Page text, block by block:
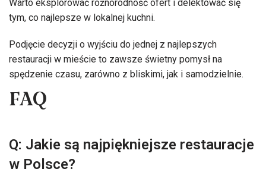
Warto eksplorować różnorodność ofert i delektować się
tym, co najlepsze w lokalnej kuchni.
Podjęcie decyzji o wyjściu do jednej z najlepszych
restauracji w mieście to zawsze świetny pomysł na
spędzenie czasu, zarówno z bliskimi, jak i samodzielnie.
FAQ
Q: Jakie są najpiękniejsze restauracje
w Polsce?